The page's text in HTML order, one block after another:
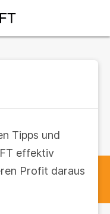
Tipps und
effektiv
Profit daraus